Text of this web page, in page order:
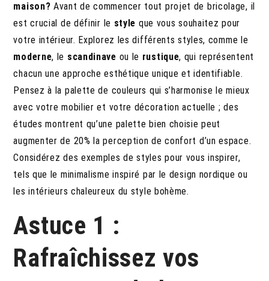
maison? Avant de commencer tout projet de bricolage, il
est crucial de définir le style que vous souhaitez pour
votre intérieur. Explorez les différents styles, comme le
moderne, le scandinave ou le rustique, qui représentent
chacun une approche esthétique unique et identifiable.
Pensez à la palette de couleurs qui s’harmonise le mieux
avec votre mobilier et votre décoration actuelle ; des
études montrent qu’une palette bien choisie peut
augmenter de 20% la perception de confort d’un espace.
Considérez des exemples de styles pour vous inspirer,
tels que le minimalisme inspiré par le design nordique ou
les intérieurs chaleureux du style bohème.
Astuce 1 :
Rafraîchissez vos